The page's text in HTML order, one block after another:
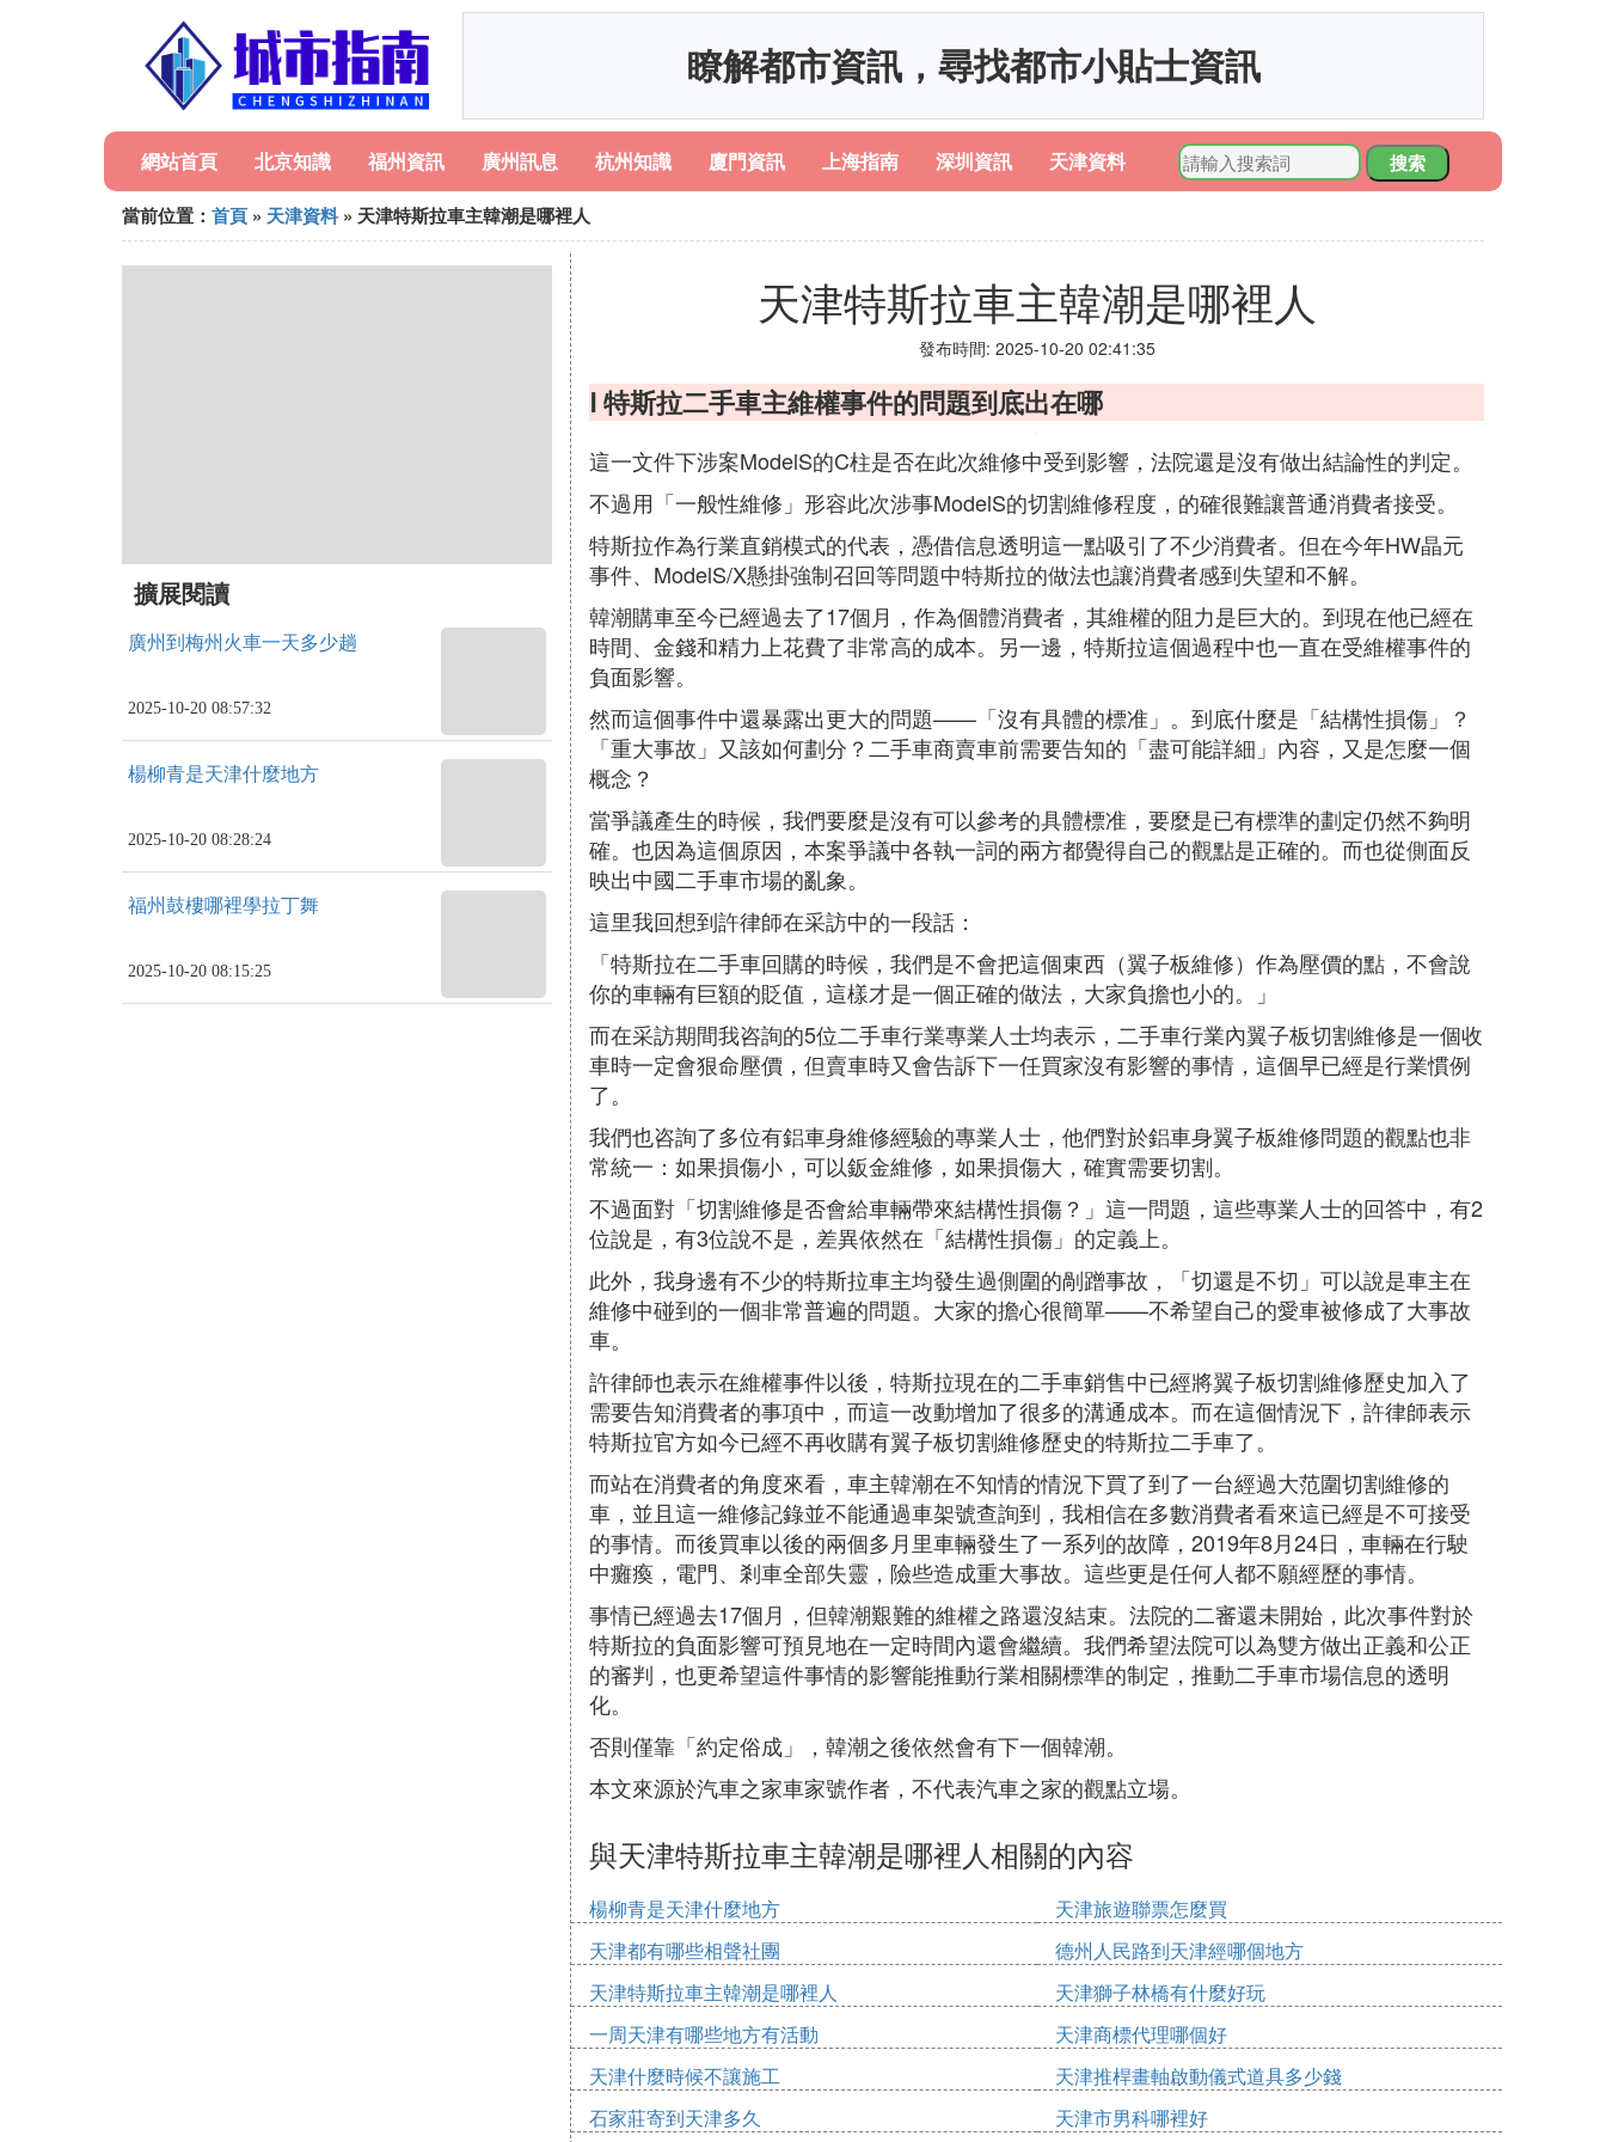
瞭解都市資訊，尋找都市小貼士資訊
網站首頁 北京知識 福州資訊 廣州訊息 杭州知識 廈門資訊 上海指南 深圳資訊 天津資料
搜索
當前位置： 首頁 » 天津資料 » 天津特斯拉車主韓潮是哪裡人
擴展閱讀
廣州到梅州火車一天多少趟
2025-10-20 08:57:32
楊柳青是天津什麼地方
2025-10-20 08:28:24
福州鼓樓哪裡學拉丁舞
2025-10-20 08:15:25
天津特斯拉車主韓潮是哪裡人
發布時間: 2025-10-20 02:41:35
Ⅰ 特斯拉二手車主維權事件的問題到底出在哪
這一文件下涉案ModelS的C柱是否在此次維修中受到影響，法院還是沒有做出結論性的判定。
不過用「一般性維修」形容此次涉事ModelS的切割維修程度，的確很難讓普通消費者接受。
特斯拉作為行業直銷模式的代表，憑借信息透明這一點吸引了不少消費者。但在今年HW晶元
事件、ModelS/X懸掛強制召回等問題中特斯拉的做法也讓消費者感到失望和不解。
韓潮購車至今已經過去了17個月，作為個體消費者，其維權的阻力是巨大的。到現在他已經在
時間、金錢和精力上花費了非常高的成本。另一邊，特斯拉這個過程中也一直在受維權事件的
負面影響。
然而這個事件中還暴露出更大的問題——「沒有具體的標准」。到底什麼是「結構性損傷」？
「重大事故」又該如何劃分？二手車商賣車前需要告知的「盡可能詳細」內容，又是怎麼一個
概念？
當爭議產生的時候，我們要麼是沒有可以參考的具體標准，要麼是已有標準的劃定仍然不夠明
確。也因為這個原因，本案爭議中各執一詞的兩方都覺得自己的觀點是正確的。而也從側面反
映出中國二手車市場的亂象。
這里我回想到許律師在采訪中的一段話：
「特斯拉在二手車回購的時候，我們是不會把這個東西（翼子板維修）作為壓價的點，不會說
你的車輛有巨額的貶值，這樣才是一個正確的做法，大家負擔也小的。」
而在采訪期間我咨詢的5位二手車行業專業人士均表示，二手車行業內翼子板切割維修是一個收
車時一定會狠命壓價，但賣車時又會告訴下一任買家沒有影響的事情，這個早已經是行業慣例
了。
我們也咨詢了多位有鋁車身維修經驗的專業人士，他們對於鋁車身翼子板維修問題的觀點也非
常統一：如果損傷小，可以鈑金維修，如果損傷大，確實需要切割。
不過面對「切割維修是否會給車輛帶來結構性損傷？」這一問題，這些專業人士的回答中，有2
位說是，有3位說不是，差異依然在「結構性損傷」的定義上。
此外，我身邊有不少的特斯拉車主均發生過側圍的剮蹭事故，「切還是不切」可以說是車主在
維修中碰到的一個非常普遍的問題。大家的擔心很簡單——不希望自己的愛車被修成了大事故
車。
許律師也表示在維權事件以後，特斯拉現在的二手車銷售中已經將翼子板切割維修歷史加入了
需要告知消費者的事項中，而這一改動增加了很多的溝通成本。而在這個情況下，許律師表示
特斯拉官方如今已經不再收購有翼子板切割維修歷史的特斯拉二手車了。
而站在消費者的角度來看，車主韓潮在不知情的情況下買了到了一台經過大范圍切割維修的
車，並且這一維修記錄並不能通過車架號查詢到，我相信在多數消費者看來這已經是不可接受
的事情。而後買車以後的兩個多月里車輛發生了一系列的故障，2019年8月24日，車輛在行駛
中癱瘓，電門、剎車全部失靈，險些造成重大事故。這些更是任何人都不願經歷的事情。
事情已經過去17個月，但韓潮艱難的維權之路還沒結束。法院的二審還未開始，此次事件對於
特斯拉的負面影響可預見地在一定時間內還會繼續。我們希望法院可以為雙方做出正義和公正
的審判，也更希望這件事情的影響能推動行業相關標準的制定，推動二手車市場信息的透明
化。
否則僅靠「約定俗成」，韓潮之後依然會有下一個韓潮。
本文來源於汽車之家車家號作者，不代表汽車之家的觀點立場。
與天津特斯拉車主韓潮是哪裡人相關的內容
楊柳青是天津什麼地方
天津旅遊聯票怎麼買
天津都有哪些相聲社團
德州人民路到天津經哪個地方
天津特斯拉車主韓潮是哪裡人
天津獅子林橋有什麼好玩
一周天津有哪些地方有活動
天津商標代理哪個好
天津什麼時候不讓施工
天津推桿畫軸啟動儀式道具多少錢
石家莊寄到天津多久
天津市男科哪裡好